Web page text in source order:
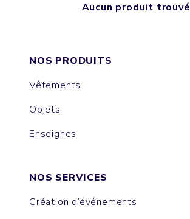
Aucun produit trouvé
NOS PRODUITS
Vêtements
Objets
Enseignes
NOS SERVICES
Création d’événements